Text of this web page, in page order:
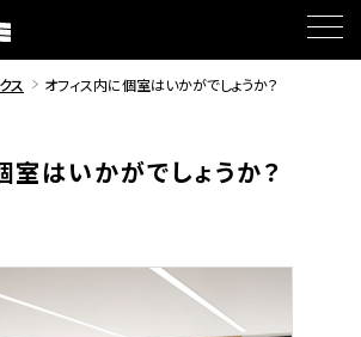
ス オフィス内に個室はいかがでしょうか？
室はいかがでしょうか？